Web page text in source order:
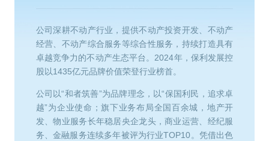
公司深耕不动产行业，提供不动产投资开发、不动产
经营、不动产综合服务等综合性服务，持续打造具有
卓越竞争力的不动产生态平台。2024年，保利发展控
股以1435亿元品牌价值荣登行业榜首。
公司以“和者筑善”为品牌理念，以“保国利民，追求卓
越”为企业使命；旗下业务布局全国百余城，地产开
发、物业服务长年稳居央企龙头，商业运营、经纪服
务、金融服务连续多年被评为行业TOP10。凭借出色